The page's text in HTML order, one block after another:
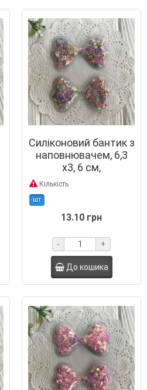
Силіконовий бантик з
наповнювачем, 6,3
х3, 6 см,
різнокольорові
Кількість
шт
13.10 грн
- +
До кошика